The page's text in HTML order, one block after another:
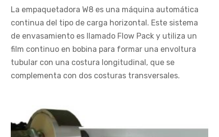
La empaquetadora W8 es una máquina automática
continua del tipo de carga horizontal. Este sistema
de envasamiento es llamado Flow Pack y utiliza un
film continuo en bobina para formar una envoltura
tubular con una costura longitudinal, que se
complementa con dos costuras transversales.